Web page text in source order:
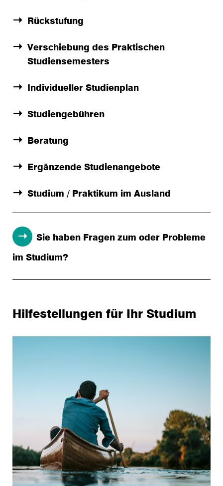
Rückstufung
Verschiebung des Praktischen
Studiensemesters
Individueller Studienplan
Studiengebühren
Beratung
Ergänzende Studienangebote
Studium / Praktikum im Ausland
Sie haben Fragen zum oder Probleme
im Studium?
Hilfestellungen für Ihr Studium